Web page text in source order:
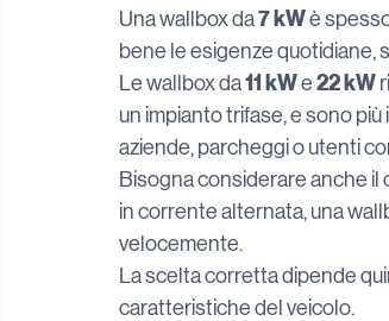
Una wallbox da 7 kW è
bene le esigenze quotidiane,
Le wallbox da 11 kW e 22 kW
un impianto trifase, e sono
aziende, parcheggi o utenti
Bisogna considerare anche il
in corrente alternata, una
velocemente.
La scelta corretta dipende
caratteristiche del veicolo.